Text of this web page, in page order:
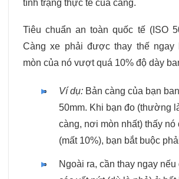
tình trạng thực tế của càng.
Tiêu chuẩn an toàn quốc tế (ISO
Càng xe phải được thay thế
mòn của nó vượt quá 10% độ dày
Ví dụ:Bản càng của bạn
50mm. Khi bạn đo (thường
càng, nơi mòn nhất) thấy nó
(mất 10%), bạn bắt buộc
Ngoài ra, cần thay ngay